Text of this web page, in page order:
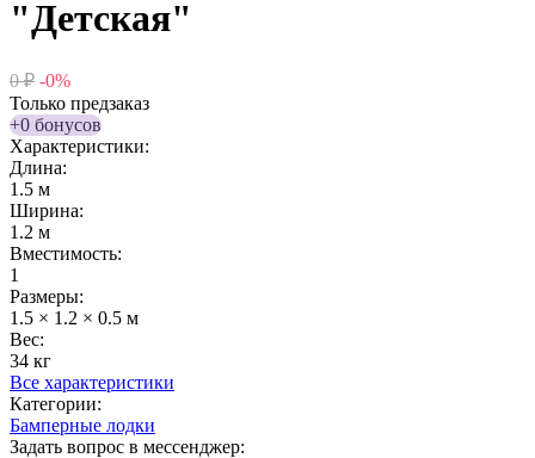
"Детская"
0 ₽ -0%
Только предзаказ
+0 бонусов
Характеристики:
Длина:
1.5 м
Ширина:
1.2 м
Вместимость:
1
Размеры:
1.5 × 1.2 × 0.5 м
Вес:
34 кг
Все характеристики
Категории:
Бамперные лодки
Задать вопрос в мессенджер: